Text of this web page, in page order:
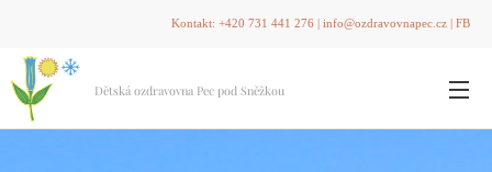
Kontakt: +420 731 441 276 | info@ozdravovnapec.cz | FB
Dětská ozdravovna Pec pod Sněžkou